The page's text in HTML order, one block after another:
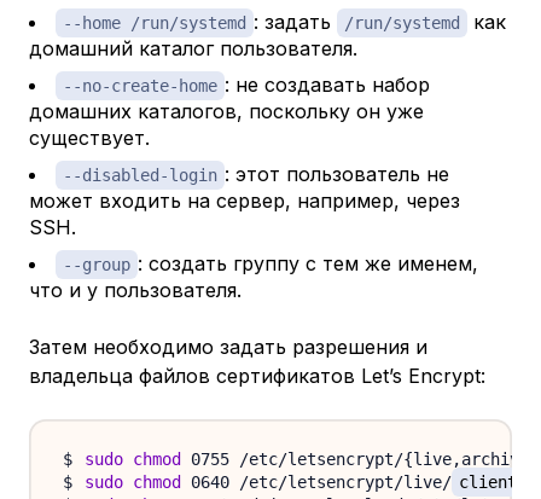
--home /run/systemd : задать /run/systemd
как
домашний каталог пользователя.
--no-create-home : не создавать набор
домашних каталогов, поскольку он уже
существует.
--disabled-login : этот пользователь не
может входить на сервер, например, через
SSH.
--group : создать группу с тем же именем,
что и у пользователя.
Затем необходимо задать разрешения и
владельца файлов сертификатов Let’s Encrypt:
sudo chmod 0755 /etc/letsencrypt/{live,archive
sudo chmod 0640 /etc/letsencrypt/live/